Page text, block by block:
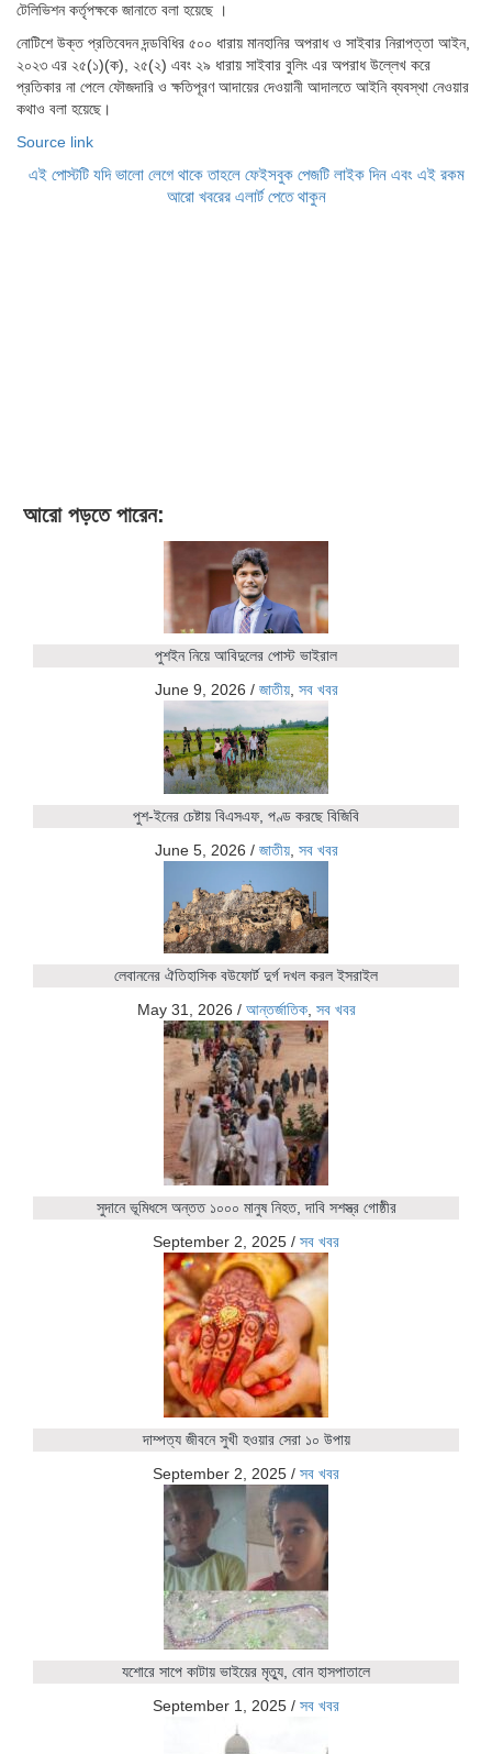
টেলিভিশন কর্তৃপক্ষকে জানাতে বলা হয়েছে ।
নোটিশে উক্ত প্রতিবেদন দন্ডবিধির ৫০০ ধারায় মানহানির অপরাধ ও সাইবার নিরাপত্তা আইন,
২০২৩ এর ২৫(১)(ক), ২৫(২) এবং ২৯ ধারায় সাইবার বুলিং এর অপরাধ উল্লেখ করে
প্রতিকার না পেলে ফৌজদারি ও ক্ষতিপূরণ আদায়ের দেওয়ানী আদালতে আইনি ব্যবস্থা নেওয়ার
কথাও বলা হয়েছে।
Source link
এই পোস্টটি যদি ভালো লেগে থাকে তাহলে ফেইসবুক পেজটি লাইক দিন এবং এই রকম
আরো খবরের এলার্ট পেতে থাকুন
আরো পড়তে পারেন:
পুশইন নিয়ে আবিদুলের পোস্ট ভাইরাল
June 9, 2026 / জাতীয়, সব খবর
পুশ-ইনের চেষ্টায় বিএসএফ, পণ্ড করছে বিজিবি
June 5, 2026 / জাতীয়, সব খবর
লেবাননের ঐতিহাসিক বউফোর্ট দুর্গ দখল করল ইসরাইল
May 31, 2026 / আন্তর্জাতিক, সব খবর
সুদানে ভূমিধসে অন্তত ১০০০ মানুষ নিহত, দাবি সশস্ত্র গোষ্ঠীর
September 2, 2025 / সব খবর
দাম্পত্য জীবনে সুখী হওয়ার সেরা ১০ উপায়
September 2, 2025 / সব খবর
যশোরে সাপে কাটায় ভাইয়ের মৃত্যু, বোন হাসপাতালে
September 1, 2025 / সব খবর